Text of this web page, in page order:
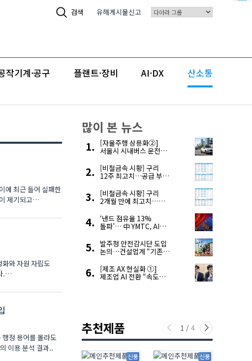
검색 유해게시물신고
작기계·공구 플랜트·장비 AI·DX 산소통
에 최근 들어 실패한
제기되고
와 자원 자립도
.
정 용어를 몰라도
이용 분석 결과..
많이 본 뉴스
[자율주행 상용화②]
서울시 시내버스 운전자
해결한다
[비철금속 시황] 구리
12주 최고치…공급 부족
[비철금속 시황] 구리
2개월 만에 최고치…
우려 확대
‘낸드 점유율 13%
돌파’… 中 YMTC, AI
4위 맹추격
발주청 안전감시단 도입
논의…건설업계 “기존
[제조 AX 현실화 ①]
제조업 AI 전환 “속도와
추천제품 1 / 4
신품 신품